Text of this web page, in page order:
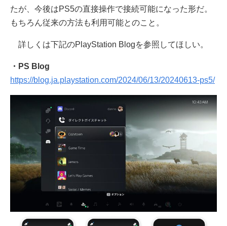
たが、今後はPS5の直接操作で接続可能になった形だ。
もちろん従来の方法も利用可能とのこと。
詳しくは下記のPlayStation Blogを参照してほしい。
・PS Blog
https://blog.ja.playstation.com/2024/06/13/20240613-ps5/